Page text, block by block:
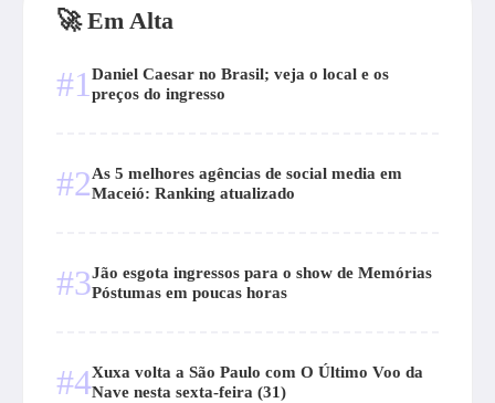
🚀 Em Alta
#1 Daniel Caesar no Brasil; veja o local e os
preços do ingresso
#2As 5 melhores agências de social media em
Maceió: Ranking atualizado
#3Jão esgota ingressos para o show de Memórias
Póstumas em poucas horas
#4Xuxa volta a São Paulo com O Último Voo da
Nave nesta sexta-feira (31)